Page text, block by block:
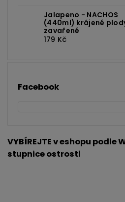
Jalapeno - NACHOS
(440ml) krájené
zavařené
179 Kč
Facebook
VYBÍREJTE v eshopu podle
stupnice ostrosti
BHUT JOLOKIA YELLOW